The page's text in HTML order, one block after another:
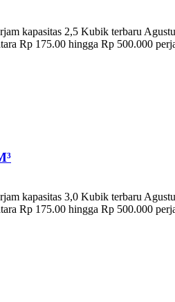
kapasitas 2,5 Kubik terbaru
Rp 175.00 hingga Rp 500.000
kapasitas 3,0 Kubik terbaru
Rp 175.00 hingga Rp 500.000